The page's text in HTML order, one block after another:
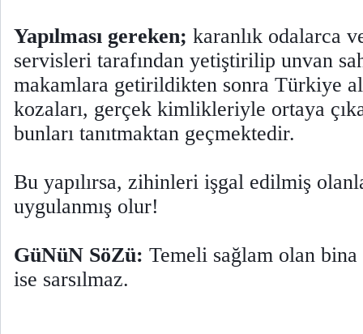
Yapılması gereken; karanlık odalarca
servisleri tarafından yetiştirilip unvan
makamlara getirildikten sonra Türkiye
kozaları, gerçek kimlikleriyle ortaya
bunları tanıtmaktan geçmektedir.
Bu yapılırsa, zihinleri işgal edilmiş
uygulanmış olur!
GüNüN SöZü: Temeli sağlam olan
ise sarsılmaz.